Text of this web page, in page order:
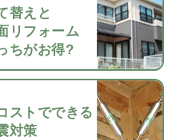
替えと
リフォーム
ちがお得?
ストでできる
対策